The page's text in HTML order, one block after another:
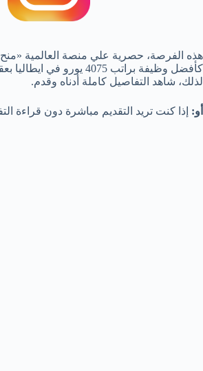
هذه الفرصة، حصرية علي منصة العالمية
كأفضل وظيفة براتب 4075 يورو
لذلك، شاهد التفاصيل كاملة أدناه وقدم.
أو: إذا كنت تريد التقديم مباشرة دون قراءة